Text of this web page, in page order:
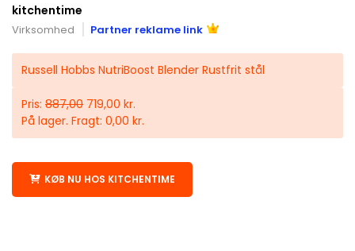
kitchentime
Virksomhed Partner reklame link
Russell Hobbs NutriBoost Blender Rustfrit stål
Pris: 887,00 719,00 kr.
På lager. Fragt: 0,00 kr.
KØB NU HOS KITCHENTIME